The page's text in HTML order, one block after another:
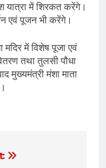
यात्रा में शिरकत करेंगे।
एवं पूजन भी करेंगे।
में विशेष पूजा एवं
तथा तुलसी पौधा
मुख्यमंत्री मंशा माता